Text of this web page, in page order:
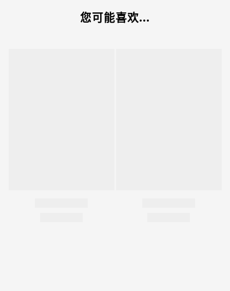
您可能喜欢...